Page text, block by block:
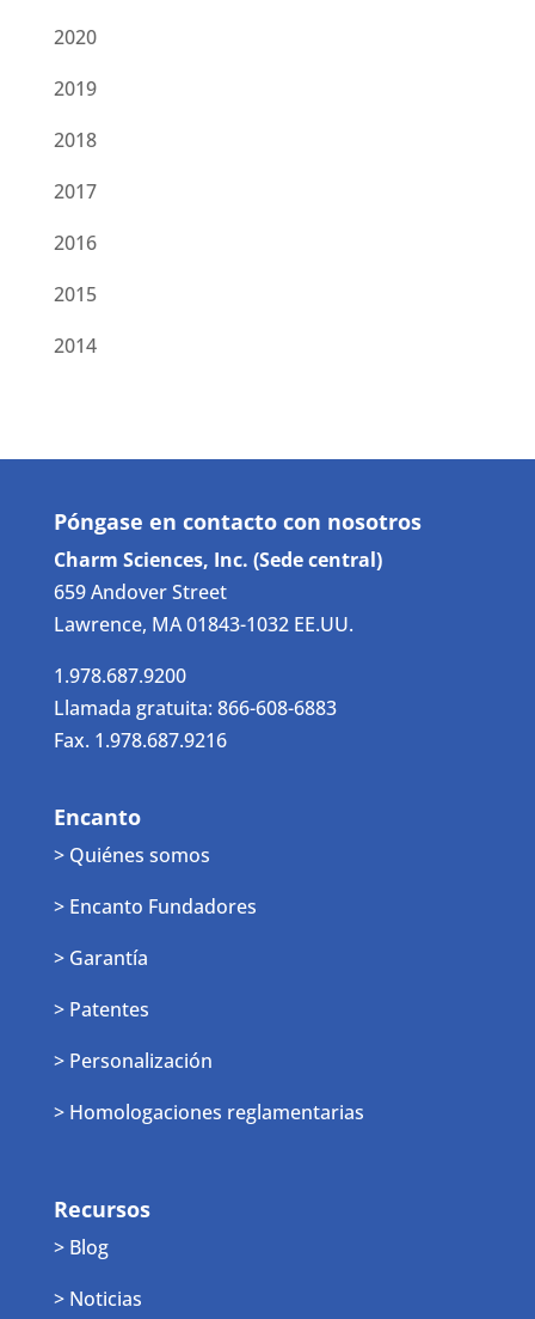
2020
2019
2018
2017
2016
2015
2014
Póngase en contacto con nosotros
Charm Sciences, Inc. (Sede central)
659 Andover Street
Lawrence, MA 01843-1032 EE.UU.
1.978.687.9200
Llamada gratuita: 866-608-6883
Fax. 1.978.687.9216
Encanto
> Quiénes somos
> Encanto Fundadores
> Garantía
> Patentes
> Personalización
> Homologaciones reglamentarias
Recursos
> Blog
> Noticias